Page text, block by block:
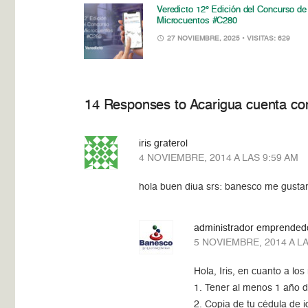
Veredicto 12° Edición del Concurso de
Microcuentos #C280
27 NOVIEMBRE, 2025 • VISITAS: 629
14 Responses to Acarigua cuenta
iris graterol
4 NOVIEMBRE, 2014 A LAS 9:59 AM
hola buen diua srs: banesco me
administrador
5 NOVIEMBRE, 2014 A
Hola, Iris, en cuanto a
1. Tener al menos 1 año
2. Copia de tu cédula de